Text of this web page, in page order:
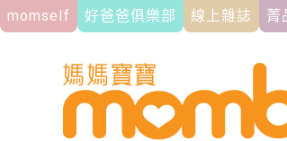
momself 好爸爸俱樂部 線上雜誌 菁